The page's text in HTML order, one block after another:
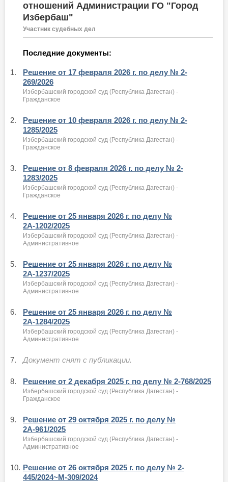
отношений Администрации ГО "Город
Избербаш"
Участник судебных дел
Последние документы:
1.
Решение от 17 февраля 2026 г. по делу № 2-
269/2026
Избербашский городской суд (Республика Дагестан) -
Гражданское
2.
Решение от 10 февраля 2026 г. по делу № 2-
1285/2025
Избербашский городской суд (Республика Дагестан) -
Гражданское
3.
Решение от 8 февраля 2026 г. по делу № 2-
1283/2025
Избербашский городской суд (Республика Дагестан) -
Гражданское
4.
Решение от 25 января 2026 г. по делу №
2А-1202/2025
Избербашский городской суд (Республика Дагестан) -
Административное
5.
Решение от 25 января 2026 г. по делу №
2А-1237/2025
Избербашский городской суд (Республика Дагестан) -
Административное
6.
Решение от 25 января 2026 г. по делу №
2А-1284/2025
Избербашский городской суд (Республика Дагестан) -
Административное
7. Документ снят с публикации.
8. Решение от 2 декабря 2025 г. по делу № 2-768/2025
Избербашский городской суд (Республика Дагестан) -
Гражданское
9.
Решение от 29 октября 2025 г. по делу №
2А-961/2025
Избербашский городской суд (Республика Дагестан) -
Административное
10. Решение от 26 октября 2025 г. по делу № 2-
445/2024~М-309/2024